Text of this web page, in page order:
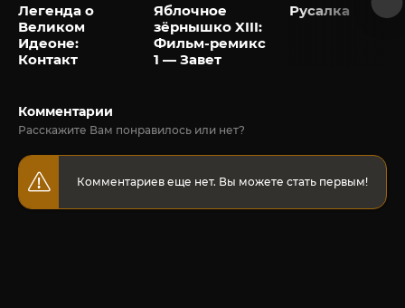
Легенда о
Великом
Идеоне:
Контакт
Яблочное
зёрнышко XIII:
Фильм-ремикс
1 — Завет
Русалка
Комментарии
Расскажите Вам понравилось или нет?
Комментариев еще нет. Вы можете стать первым!